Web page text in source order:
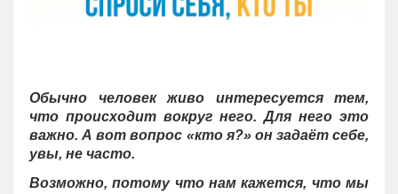
Обычно человек живо интересуется тем,
что происходит вокруг него. Для него это
важно. А вот вопрос «кто я?» он задаёт себе,
увы, не часто.
Возможно, потому что нам кажется, что мы